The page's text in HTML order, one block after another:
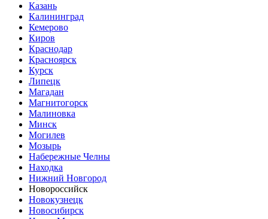
Казань
Калининград
Кемерово
Киров
Краснодар
Красноярск
Курск
Липецк
Магадан
Магнитогорск
Малиновка
Минск
Могилев
Мозырь
Набережные Челны
Находка
Нижний Новгород
Новороссийск
Новокузнецк
Новосибирск